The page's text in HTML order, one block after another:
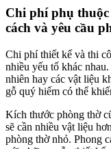
Chi phí phụ
cách và yêu cầu
Chi phí thiết kế và thi
nhiều yếu tố khác
nhiên hay các vật liệu
gỗ quý hiếm có thể
Kích thước phòng thờ
sẽ cần nhiều vật liệu
phòng thờ nhỏ. Phong